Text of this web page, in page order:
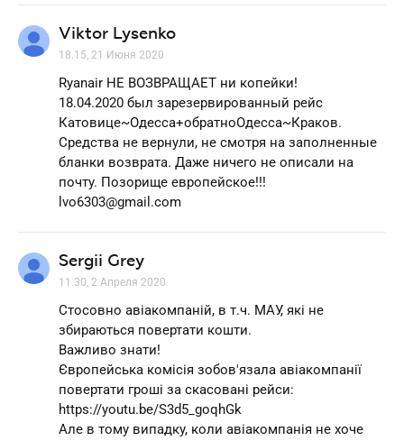
Viktor Lysenko
18.15, 21 Июня 2020
Ryanair НЕ ВОЗВРАЩАЕТ ни копейки!
18.04.2020 был зарезервированный рейс
Катовице~Одесса+обратноОдесса~Краков.
Средства не вернули, не смотря на заполненные
бланки возврата. Даже ничего не описали на
почту. Позорище европейское!!!
lvo6303@gmail.com
Sergii Grey
11.30, 2 Апреля 2020
Стосовно авіакомпаній, в т.ч. МАУ, які не
збираються повертати кошти.
Важливо знати!
Європейська комісія зобов'язала авіакомпанії
повертати гроші за скасовані рейси:
https://youtu.be/S3d5_goqhGk
Але в тому випадку, коли авіакомпанія не хоче